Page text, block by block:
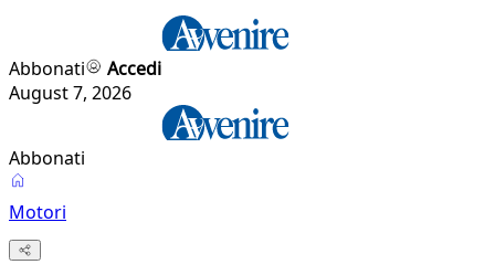
Abbonati
Accedi
August 7, 2026
Abbonati
Motori